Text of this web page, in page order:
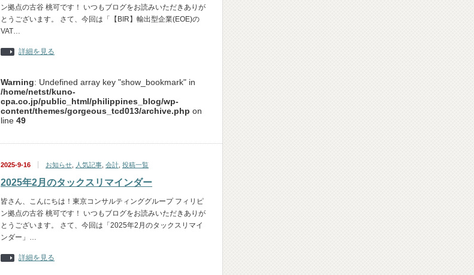
ン拠点の古谷 桃可です！ いつもブログをお読みいただきありが
とうございます。 さて、今回は「【BIR】輸出型企業(EOE)の
VAT…
詳細を見る
Warning: Undefined array key "show_bookmark" in
/home/netst/kuno-
cpa.co.jp/public_html/philippines_blog/wp-
content/themes/gorgeous_tcd013/archive.php on
line 49
2025-9-16 お知らせ 人気記事 会計 投稿一覧
2025年2月のタックスリマインダー
皆さん、こんにちは！東京コンサルティンググループ フィリピ
ン拠点の古谷 桃可です！ いつもブログをお読みいただきありが
とうございます。 さて、今回は「2025年2月のタックスリマイ
ンダー」…
詳細を見る